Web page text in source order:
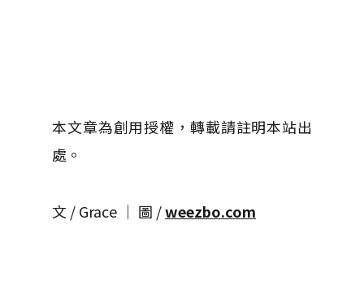
本文章為創用授權，轉載請註明本站出
處。
文 / Grace │ 圖 /weezbo.com